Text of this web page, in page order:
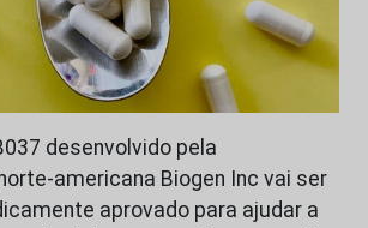
desenvolvido pela
americana Biogen Inc vai ser
aprovado para ajudar a